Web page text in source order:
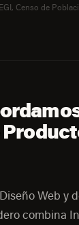
Censo de
Web y
combina